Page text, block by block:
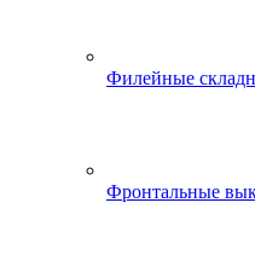
Филейные
Фронтальные